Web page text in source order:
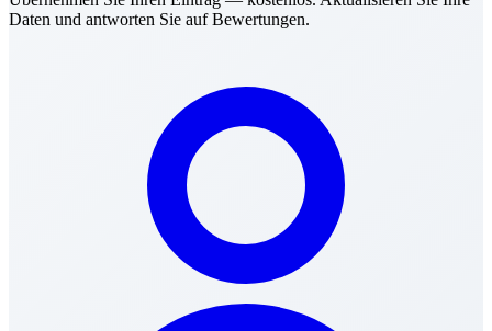
Daten und antworten Sie auf Bewertungen.